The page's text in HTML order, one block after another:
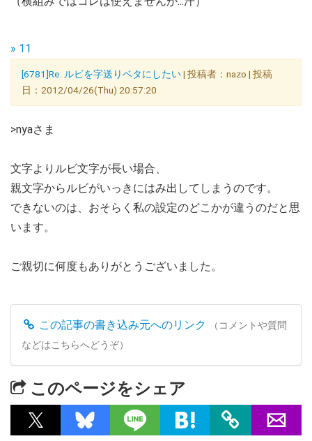
» 11
[6781]Re: ルビを字送りベタにしたい| 投稿者：nazo | 投稿
日：2012/04/26(Thu) 20:57:20
>nyaさま
文字よりルビ文字が長い場合、
親文字からルビがいっきにはみ出してしまうのです。
できないのは、おそらく私の設定のどこかが違うのだと思
います。
ご親切に何度もありがとうございました。
この記事の書き込み元へのリンク
（コメントや質問
などはこちらへどうぞ）
このページをシェア